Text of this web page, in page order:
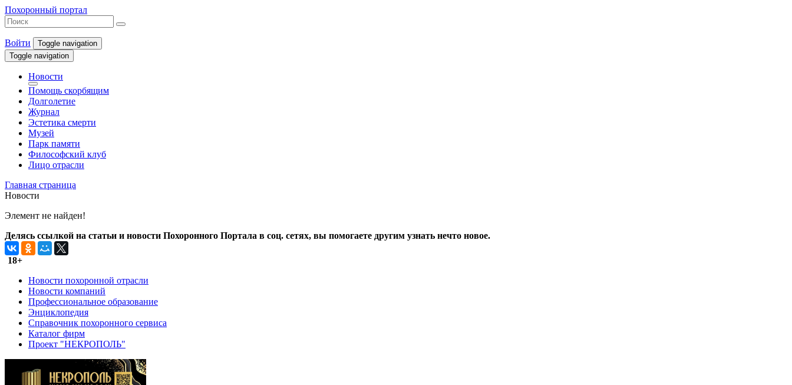
Похоронный портал
Войти
Toggle navigation
Toggle navigation
Новости
Помощь скорбящим
Долголетие
Журнал
Эстетика смерти
Музей
Парк памяти
Философский клуб
Лицо отрасли
Главная страница
Новости
Элемент не найден!
Делясь ссылкой на статьи и новости Похоронного Портала в соц. сетях, вы помогаете другим узнать нечто новое.
18+
Новости похоронной отрасли
Новости компаний
Профессиональное образование
Энциклопедия
Справочник похоронного сервиса
Каталог фирм
Проект "НЕКРОПОЛЬ"